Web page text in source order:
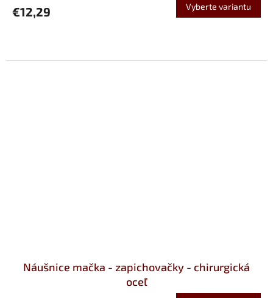
€12,29 Vyberte variantu
Náušnice mačka - zapichovačky - chirurgická
oceľ